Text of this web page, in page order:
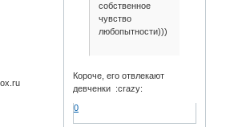
собственное
чувство
любопытности)))
Короче, его отвлекают
девченки :crazy:
0